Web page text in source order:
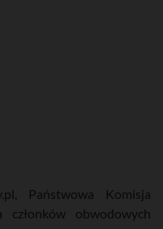
Państwowa Komisja
członków obwodowych